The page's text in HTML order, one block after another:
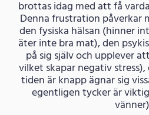
brottas idag med att få
Denna frustration påverkar
den fysiska hälsan (hinner
äter inte bra mat), den
på sig själv och upplever
vilket skapar negativ stress),
tiden är knapp ägnar sig
egentligen tycker är
vänner)